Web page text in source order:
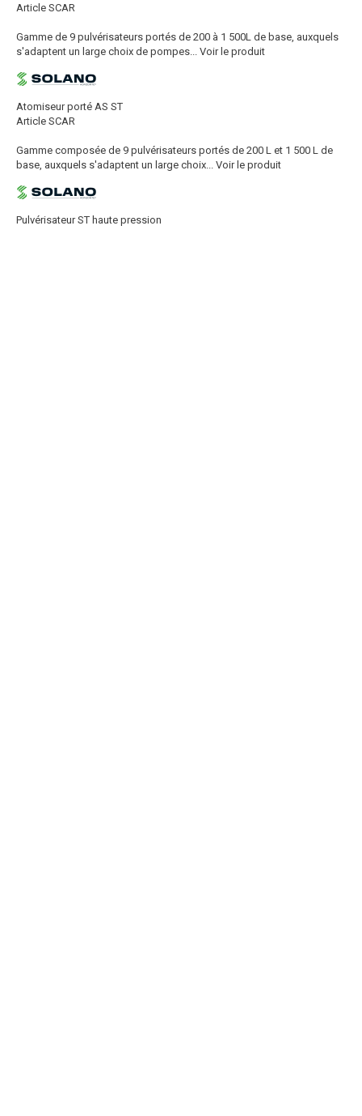
Article SCAR
Gamme de 9 pulvérisateurs portés de 200 à 1 500L de base, auxquels
s'adaptent un large choix de pompes...
Voir le produit
Atomiseur porté AS ST
Article SCAR
Gamme composée de 9 pulvérisateurs portés de 200 L et 1 500 L de
base, auxquels s'adaptent un large choix...
Voir le produit
Pulvérisateur ST haute pression